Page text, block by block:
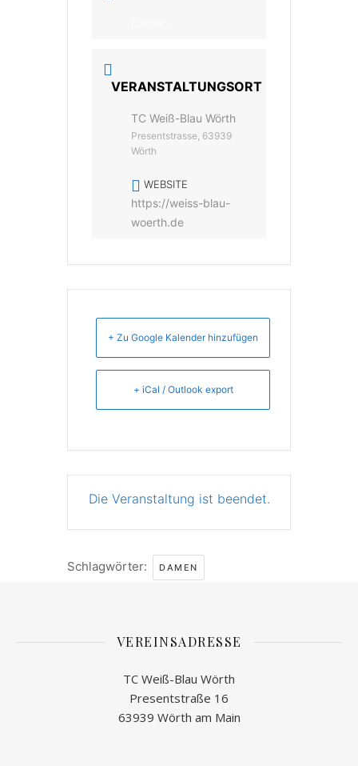
VERANSTALTUNGSORT
TC Weiß-Blau Wörth
Presentstrasse, 63939
Wörth
WEBSITE
https://weiss-blau-
woerth.de
+ Zu Google Kalender hinzufügen
+ iCal / Outlook export
Die Veranstaltung ist beendet.
Schlagwörter: DAMEN
VEREINSADRESSE
TC Weiß-Blau Wörth
Presentstraße 16
63939 Wörth am Main